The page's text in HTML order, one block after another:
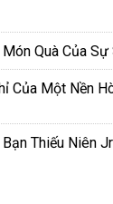
Quà Của Sự
Của Một Nền
Thiếu Niên